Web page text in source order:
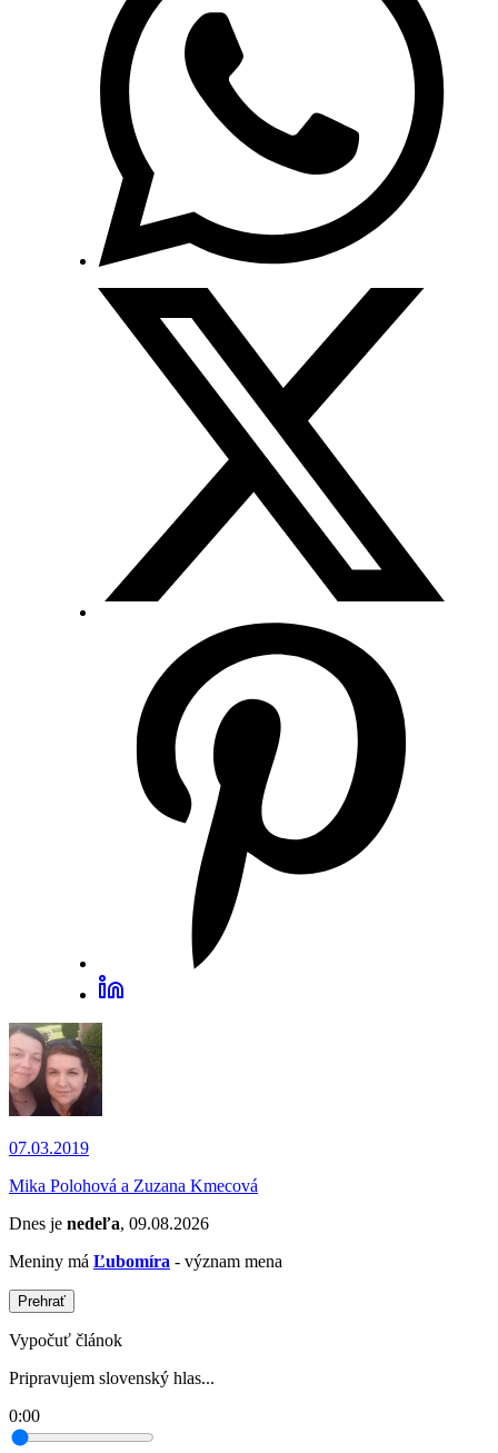
07.03.2019
Mika Polohová a Zuzana Kmecová
Dnes je nedeľa, 09.08.2026
Meniny má Ľubomíra - význam mena
Prehrať
Vypočuť článok
Pripravujem slovenský hlas...
0:00